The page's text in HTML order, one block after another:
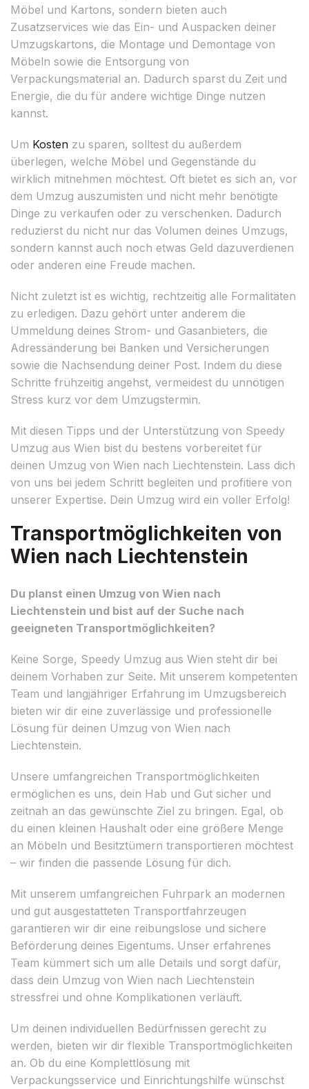
Möbel und Kartons, sondern bieten auch
Zusatzservices wie das Ein- und Auspacken deiner
Umzugskartons, die Montage und Demontage von
Möbeln sowie die Entsorgung von
Verpackungsmaterial an. Dadurch sparst du Zeit und
Energie, die du für andere wichtige Dinge nutzen
kannst.
Um Kosten zu sparen, solltest du außerdem
überlegen, welche Möbel und Gegenstände du
wirklich mitnehmen möchtest. Oft bietet es sich an, vor
dem Umzug auszumisten und nicht mehr benötigte
Dinge zu verkaufen oder zu verschenken. Dadurch
reduzierst du nicht nur das Volumen deines Umzugs,
sondern kannst auch noch etwas Geld dazuverdienen
oder anderen eine Freude machen.
Nicht zuletzt ist es wichtig, rechtzeitig alle Formalitäten
zu erledigen. Dazu gehört unter anderem die
Ummeldung deines Strom- und Gasanbieters, die
Adressänderung bei Banken und Versicherungen
sowie die Nachsendung deiner Post. Indem du diese
Schritte frühzeitig angehst, vermeidest du unnötigen
Stress kurz vor dem Umzugstermin.
Mit diesen Tipps und der Unterstützung von Speedy
Umzug aus Wien bist du bestens vorbereitet für
deinen Umzug von Wien nach Liechtenstein. Lass dich
von uns bei jedem Schritt begleiten und profitiere von
unserer Expertise. Dein Umzug wird ein voller Erfolg!
Transportmöglichkeiten von
Wien nach Liechtenstein
Du planst einen Umzug von Wien nach
Liechtenstein und bist auf der Suche nach
geeigneten Transportmöglichkeiten?
Keine Sorge, Speedy Umzug aus Wien steht dir bei
deinem Vorhaben zur Seite. Mit unserem kompetenten
Team und langjähriger Erfahrung im Umzugsbereich
bieten wir dir eine zuverlässige und professionelle
Lösung für deinen Umzug von Wien nach
Liechtenstein.
Unsere umfangreichen Transportmöglichkeiten
ermöglichen es uns, dein Hab und Gut sicher und
zeitnah an das gewünschte Ziel zu bringen. Egal, ob
du einen kleinen Haushalt oder eine größere Menge
an Möbeln und Besitztümern transportieren möchtest
– wir finden die passende Lösung für dich.
Mit unserem umfangreichen Fuhrpark an modernen
und gut ausgestatteten Transportfahrzeugen
garantieren wir dir eine reibungslose und sichere
Beförderung deines Eigentums. Unser erfahrenes
Team kümmert sich um alle Details und sorgt dafür,
dass dein Umzug von Wien nach Liechtenstein
stressfrei und ohne Komplikationen verläuft.
Um deinen individuellen Bedürfnissen gerecht zu
werden, bieten wir dir flexible Transportmöglichkeiten
an. Ob du eine Komplettlösung mit
Verpackungsservice und Einrichtungshilfe wünschst